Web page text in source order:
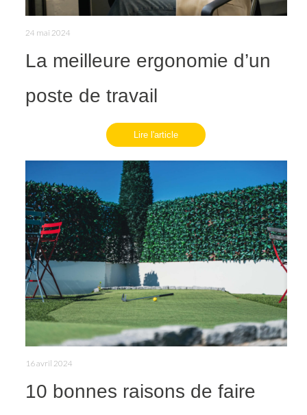
24 mai 2024
La meilleure ergonomie d’un
poste de travail
Lire l'article
16 avril 2024
10 bonnes raisons de faire